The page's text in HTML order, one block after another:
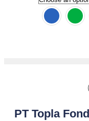
PT Topla